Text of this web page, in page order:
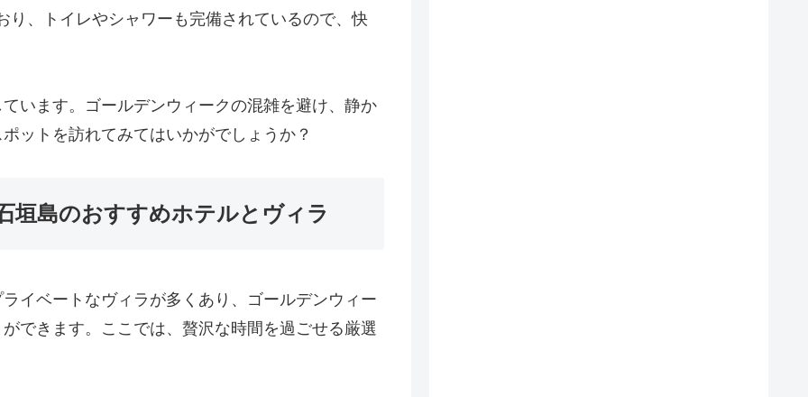
り、トイレやシャワーも完備されているので、快
います。ゴールデンウィークの混雑を避け、静か
ットを訪れてみてはいかがでしょうか？
垣島のおすすめホテルとヴィラ
イベートなヴィラが多くあり、ゴールデンウィー
できます。ここでは、贅沢な時間を過ごせる厳選